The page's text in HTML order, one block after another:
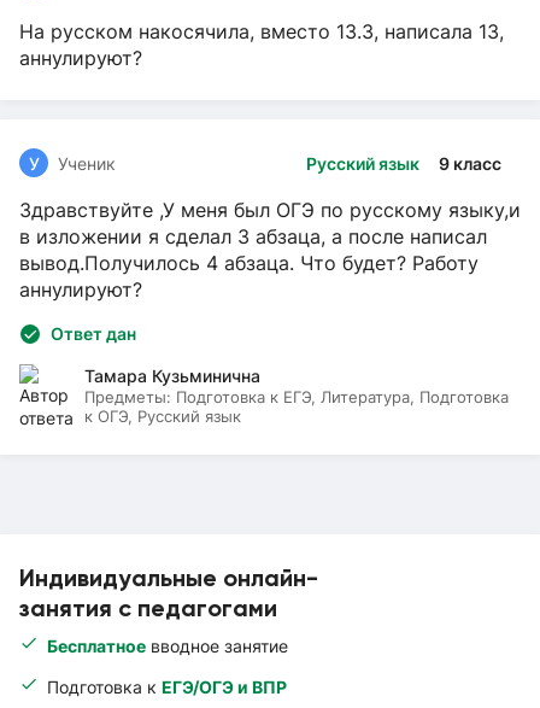
Индивидуальные онлайн-
занятия с педагогами
Бесплатное вводное занятие
Подготовка к ЕГЭ/ОГЭ и ВПР
На русском накосячила, вместо 13.3, написала 13,
аннулируют?
Русский язык 9 класс
У Ученик
Здравствуйте ,У меня был ОГЭ по русскому языку,и
в изложении я сделал 3 абзаца, а после написал
вывод.Получилось 4 абзаца. Что будет? Работу
аннулируют?
Ответ дан
Тамара Кузьминична
Предметы: Подготовка к ЕГЭ, Литература, Подготовка
к ОГЭ, Русский язык